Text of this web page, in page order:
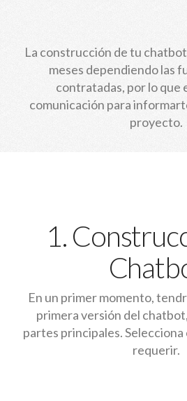
La construcción de tu chatbot
meses dependiendo las
contratadas, por lo que
comunicación para
proyecto.
1.
En un primer momento,
primera versión del
partes principales.
requerir.